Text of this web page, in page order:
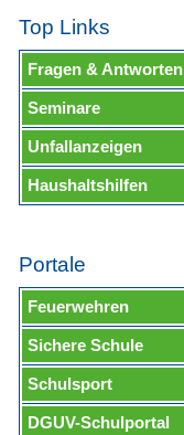
Top Links
Fragen & Antworten
Seminare
Unfallanzeigen
Haushaltshilfen
Portale
Feuerwehren
Sichere Schule
Schulsport
DGUV-Schulportal